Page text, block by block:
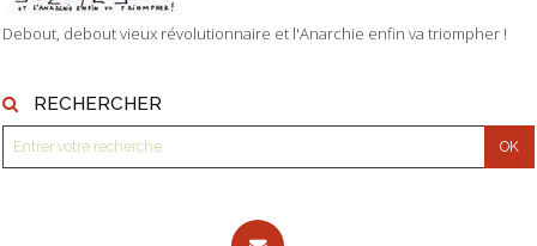
Debout, debout vieux révolutionnaire et l'Anarchie enfin va triompher !
RECHERCHER